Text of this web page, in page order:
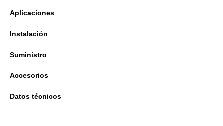
Aplicaciones
Instalación
Suministro
Accesorios
Datos técnicos